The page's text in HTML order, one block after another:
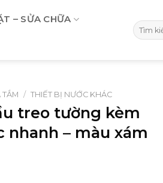
– SỬA CHỮA
Tìm
kiếm:
TẮM / THIẾT BỊ NƯỚC KHÁC
treo tường kèm
nhanh – màu xám